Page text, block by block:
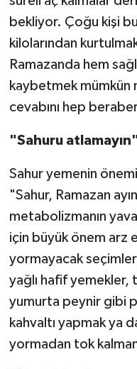
bekliyor. Çoğu kişi
kilolarından
Ramazanda hem
kaybetmek mümkün
cevabını hep
"Sahuru
Sahur yemenin
"Sahur, Ramazan
metabolizmanın
için büyük önem arz
yormayacak
yağlı hafif yemekler,
yumurta peynir gibi
kahvaltı yapmak ya
yormadan tok